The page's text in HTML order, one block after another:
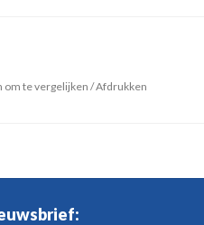
om te vergelijken /Afdrukken